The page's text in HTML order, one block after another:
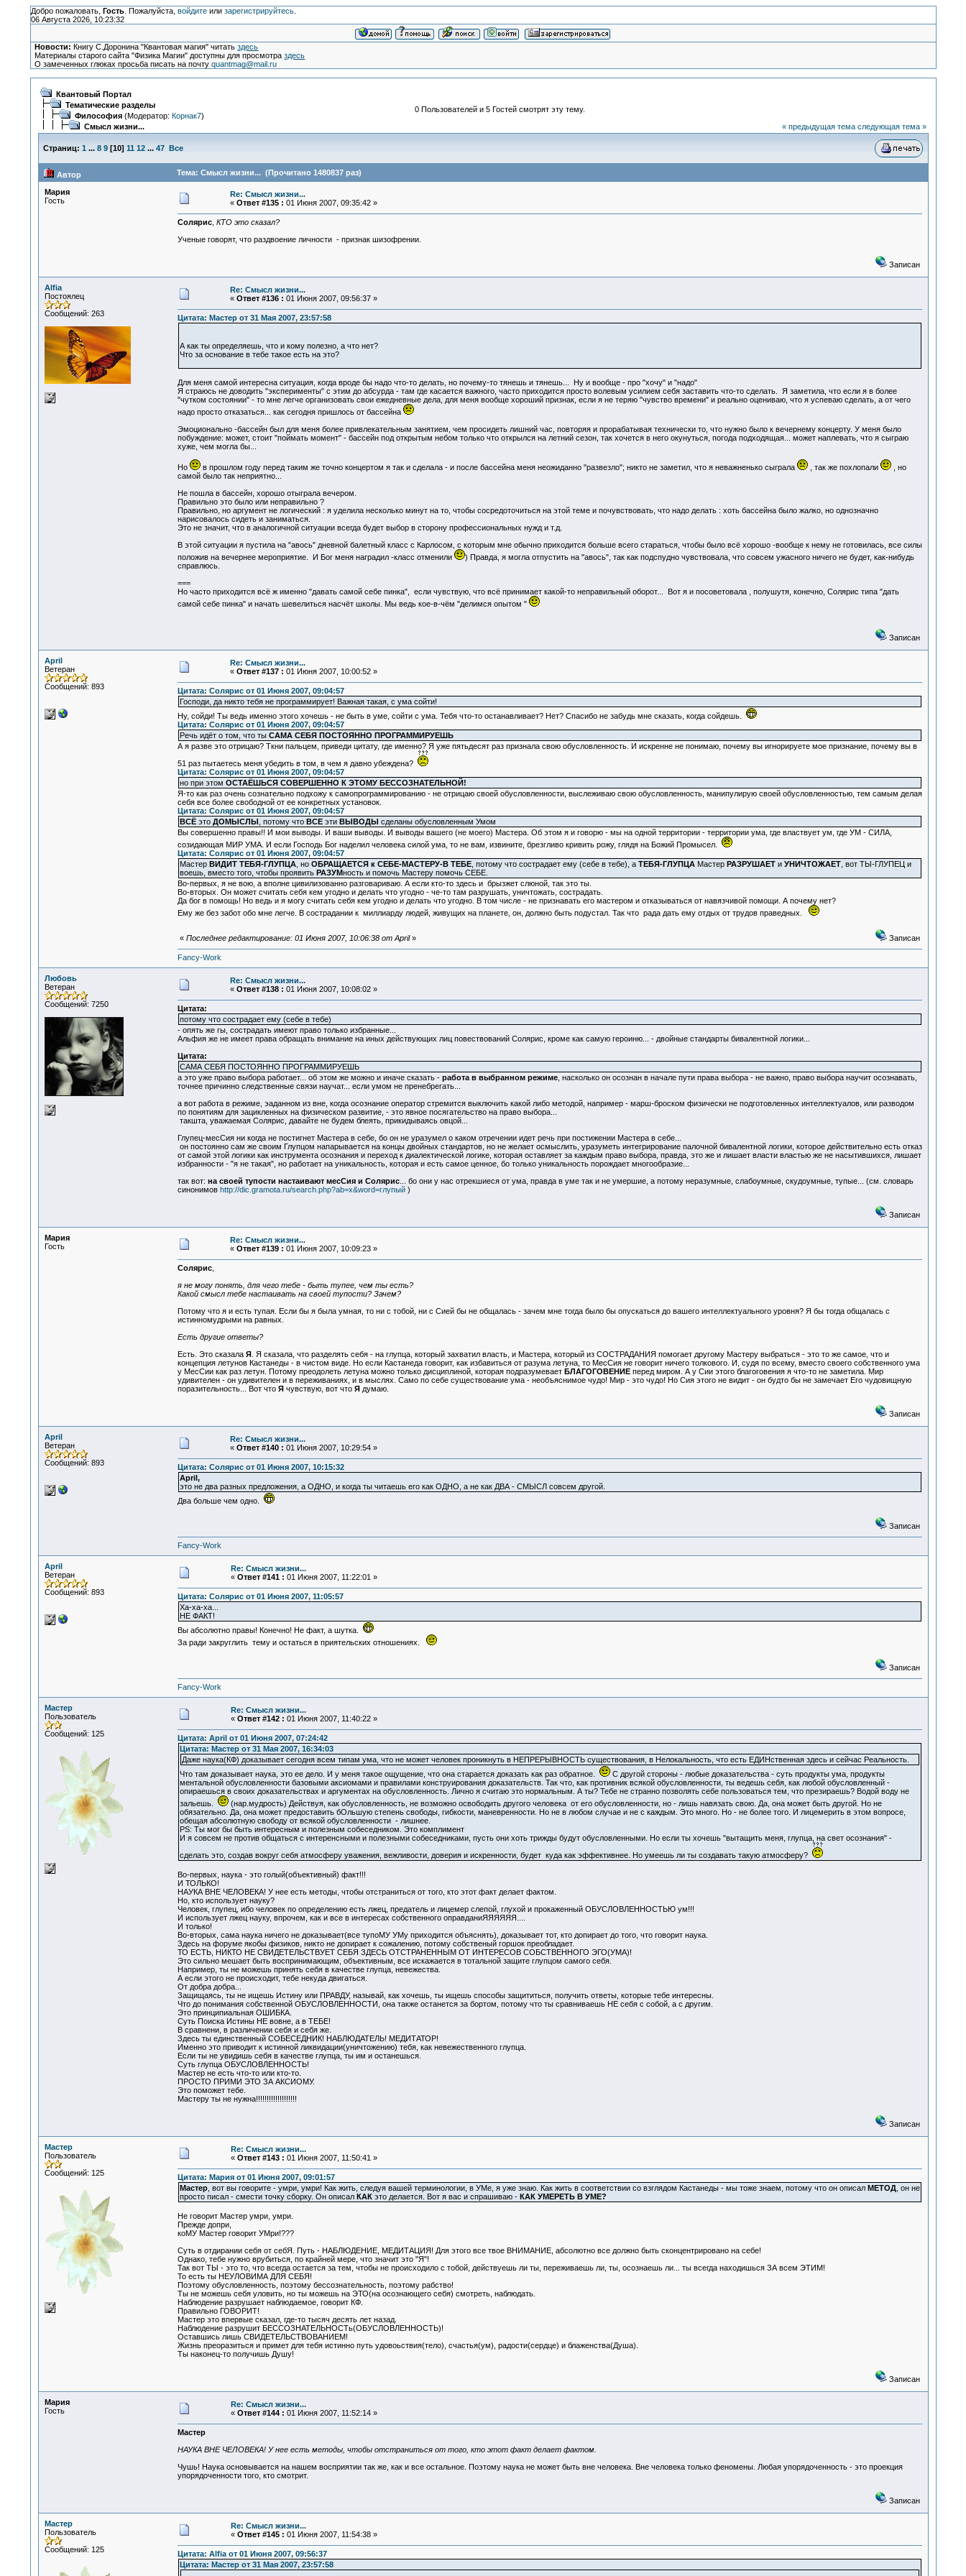
Добро пожаловать, Гость. Пожалуйста, войдитеили зарегистрируйтесь.
06 Августа 2026, 10:23:32
Новости: Книгу С.Доронина "Квантовая магия" читатьздесь
Материалы старого сайта "Физика Магии" доступны для просмотраздесь
О замеченных глюках просьба писать на почтуquantmag@mail.ru
Квантовый Портал
Тематические разделы
Философия(Модератор: Корнак7)
Смысл жизни...
0 Пользователей и 5 Гостей смотрят эту тему.
« предыдущая тема следующая тема »
Страниц: 1 ... 8 9[10] 11 12 ... 47 Все
Автор Тема: Смысл жизни... (Прочитано 1480837 раз)
Мария
Гость
Re: Смысл жизни...
« Ответ #135 : 01 Июня 2007, 09:35:42 »
Солярис, КТО это сказал?
Ученые говорят, что раздвоение личности - признак шизофрении.
Записан
Alfia
Постоялец
Сообщений: 263
Re: Смысл жизни...
« Ответ #136 : 01 Июня 2007, 09:56:37 »
Цитата: Мастер от 31 Мая 2007, 23:57:58
А как ты определяешь, что и кому полезно, а что нет?
Что за основание в тебе такое есть на это?
Для меня самой интересна ситуация, когда вроде бы надо что-то делать, но почему-то тянешь и тянешь... Ну и вообще - про "хочу" и "надо"
Я страюсь не доводить "эксперименты" с этим до абсурда - там где касается важного, часто приходится просто волевым усилием себя заставить что-то сделать. Я заметила, что если я в более
"чутком состоянии" - то мне легче организовать свои ежедневные дела, для меня вообще хороший признак, если я не теряю "чувство времени" и реально оцениваю, что я успеваю сделать, а от чего
надо просто отказаться... как сегодня пришлось от бассейна
Эмоционально -бассейн был для меня более привлекательным занятием, чем просидеть лишний час, повторяя и прорабатывая технически то, что нужно было к вечернему концерту. У меня было
побуждение: может, стоит "поймать момент" - бассейн под открытым небом только что открылся на летний сезон, так хочется в него окунуться, погода подходящая... может наплевать, что я сыграю
хуже, чем могла бы...
Но в прошлом году перед таким же точно концертом я так и сделала - и после бассейна меня неожиданно "развезло"; никто не заметил, что я неважненько сыграла , так же похлопали
, но
самой было так неприятно...
Не пошла в бассейн, хорошо отыграла вечером.
Правильно это было или неправильно ?
Правильно, но аргумент не логический : я уделила несколько минут на то, чтобы сосредоточиться на этой теме и почувствовать, что надо делать : хоть бассейна было жалко, но однозначно
нарисовалось сидеть и заниматься.
Это не значит, что в аналогичной ситуации всегда будет выбор в сторону профессиональных нужд и т.д.
В этой ситуации я пустила на "авось" дневной балетный класс с Карлосом, с которым мне обычно приходится больше всего стараться, чтобы было всё хорошо -вообще к нему не готовилась, все силы
положив на вечернее мероприятие. И Бог меня наградил -класс отменили
) Правда, я могла отпустить на "авось", так как подспудно чувствовала, что совсем ужасного ничего не будет, как-нибудь
справлюсь.
===
Но часто приходится всё ж именно "давать самой себе пинка", если чувствую, что всё принимает какой-то неправильный оборот... Вот я и посоветовала , полушутя, конечно, Солярис типа "дать
самой себе пинка" и начать шевелиться насчёт школы. Мы ведь кое-в-чём "делимся опытом "
Записан
April
Ветеран
Сообщений: 893
Re: Смысл жизни...
« Ответ #137 : 01 Июня 2007, 10:00:52 »
Цитата: Солярис от 01 Июня 2007, 09:04:57
Господи, да никто тебя не программирует! Важная такая, с ума сойти!
Ну, сойди! Ты ведь именно этого хочешь - не быть в уме, сойти с ума. Тебя что-то останавливает? Нет? Спасибо не забудь мне сказать, когда сойдешь.
Цитата: Солярис от 01 Июня 2007, 09:04:57
Речь идёт о том, что ты САМА СЕБЯ ПОСТОЯННО ПРОГРАММИРУЕШЬ
А я разве это отрицаю? Ткни пальцем, приведи цитату, где именно? Я уже пятьдесят раз признала свою обусловленность. И искренне не понимаю, почему вы игнорируете мое признание, почему вы в
51 раз пытаетесь меня убедить в том, в чем я давно убеждена?
Цитата: Солярис от 01 Июня 2007, 09:04:57
но при этом ОСТАЁШЬСЯ СОВЕРШЕННО К ЭТОМУ БЕССОЗНАТЕЛЬНОЙ!
Я-то как раз очень сознательно подхожу к самопрограммированию - не отрицаю своей обусловленности, выслеживаю свою обусловленность, манипулирую своей обусловленностью, тем самым делая
себя все более свободной от ее конкретных установок.
Цитата: Солярис от 01 Июня 2007, 09:04:57
ВСЁэто ДОМЫСЛЫ , потому что ВСЕэти ВЫВОДЫ сделаны обусловленным Умом
Вы совершенно правы!! И мои выводы. И ваши выводы. И выводы вашего (не моего) Мастера. Об этом я и говорю - мы на одной территории - территории ума, где властвует ум, где УМ - СИЛА,
созидающая МИР УМА. И если Господь Бог наделил человека силой ума, то не вам, извините, брезгливо кривить рожу, глядя на Божий Промысел.
Цитата: Солярис от 01 Июня 2007, 09:04:57
Мастер ВИДИТ ТЕБЯ-ГЛУПЦА, но ОБРАЩАЕТСЯ к СЕБЕ-МАСТЕРУ-В ТЕБЕ, потому что сострадает ему (себе в тебе), а ТЕБЯ-ГЛУПЦАМастер РАЗРУШАЕТи УНИЧТОЖАЕТ, вот ТЫ-ГЛУПЕЦ и
воешь, вместо того, чтобы проявить РАЗУМность и помочь Мастеру помочь СЕБЕ.
Во-первых, я не вою, а вполне цивилизованно разговариваю. А если кто-то здесь и брызжет слюной, так это ты.
Во-вторых. Он может считать себя кем угодно и делать что угодно - че-то там разрушать, уничтожать, сострадать.
Да бог в помощь! Но ведь и я могу считать себя кем угодно и делать что угодно. В том числе - не признавать его мастером и отказываться от навязчивой помощи. А почему нет?
Ему же без забот обо мне легче. В сострадании к миллиарду людей, живущих на планете, он, должно быть подустал. Так что рада дать ему отдых от трудов праведных.
« Последнее редактирование: 01 Июня 2007, 10:06:38 от April» Записан
Fancy-Work
Любовь
Ветеран
Сообщений: 7250
Re: Смысл жизни...
« Ответ #138 : 01 Июня 2007, 10:08:02 »
Цитата:
потому что сострадает ему (себе в тебе)
- опять же гы, сострадать имеют право только избранные...
Альфия же не имеет права обращать внимание на иных действующих лиц повествований Солярис, кроме как самую героиню... - двойные стандарты бивалентной логики...
Цитата:
САМА СЕБЯ ПОСТОЯННО ПРОГРАММИРУЕШЬ
а это уже право выбора работает... об этом же можно и иначе сказать - работа в выбранном режиме, насколько он осознан в начале пути права выбора - не важно, право выбора научит осознавать,
точнее причинно следственные связи научат... если умом не пренебрегать...
а вот работа в режиме, эаданном из вне, когда осознание оператор стремится выключить какой либо методой, например - марш-броском физически не подготовленных интеллектуалов, или разводом
по понятиям для зацикленных на физическом развитие, - это явное посягательство на право выбора...
такшта, уважаемая Солярис, давайте не будем блеять, прикидываясь овцой...
Глупец-месСия ни когда не постигнет Мастера в себе, бо он не уразумел о каком отречении идет речь при постижении Мастера в себе...
он постоянно сам же своим Глупцом напарывается на концы двойных стандартов, но не желает осмыслить, уразуметь интегрирование палочной бивалентной логики, которое действительно есть отказ
от самой этой логики как инструмента осознания и переход к диалектической логике, которая оставляет за каждым право выбора, правда, это же и лишает власти властью же не насытившихся, лишает
избранности - "я не такая", но работает на уникальность, которая и есть самое ценное, бо только уникальность порождает многообразие...
так вот: на своей тупости настаивают месСия и Солярис... бо они у нас отрекшиеся от ума, правда в уме так и не умершие, а потому неразумные, слабоумные, скудоумные, тупые... (см. словарь
синонимов http://dic.gramota.ru/search.php?ab=x&word=глупый)
Записан
Мария
Гость
Re: Смысл жизни...
« Ответ #139 : 01 Июня 2007, 10:09:23 »
Солярис,
я не могу понять, для чего тебе - быть тупее, чем ты есть?
Какой смысл тебе настаивать на своей тупости? Зачем?
Потому что я и есть тупая. Если бы я была умная, то ни с тобой, ни с Сией бы не общалась - зачем мне тогда было бы опускаться до вашего интеллектуального уровня? Я бы тогда общалась с
истинномудрыми на равных.
Есть другие ответы?
Есть. Это сказала Я
. Я сказала, что разделять себя - на глупца, который захватил власть, и Мастера, который из СОСТРАДАНИЯ помогает другому Мастеру выбраться - это то же самое, что и
концепция летунов Кастанеды - в чистом виде. Но если Кастанеда говорит, как избавиться от разума летуна, то МесСия не говорит ничего толкового. И, судя по всему, вместо своего собственного ума
у МесСии как раз летун. Потому преодолеть летуна можно только дисциплиной, которая подразумевает БЛАГОГОВЕНИЕперед миром. А у Сии этого благоговения я что-то не заметила. Мир
удивителен - он удивителен и в переживаниях, и в мыслях. Само по себе существование ума - необъяснимое чудо! Мир - это чудо! Но Сия этого не видит - он будто бы не замечает Его чудовищную
поразительность... Вот что Я чувствую, вот что Я думаю.
Записан
April
Ветеран
Сообщений: 893
Re: Смысл жизни...
« Ответ #140 : 01 Июня 2007, 10:29:54 »
Цитата: Солярис от 01 Июня 2007, 10:15:32
April,
это не два разных предложения, а ОДНО, и когда ты читаешь его как ОДНО, а не как ДВА - СМЫСЛ совсем другой.
Два больше чем одно.
Записан
Fancy-Work
April
Ветеран
Сообщений: 893
Re: Смысл жизни...
« Ответ #141 : 01 Июня 2007, 11:22:01 »
Цитата: Солярис от 01 Июня 2007, 11:05:57
Ха-ха-ха...
НЕ ФАКТ!
Вы абсолютно правы! Конечно! Не факт, а шутка.
За ради закруглить тему и остаться в приятельских отношениях.
Записан
Fancy-Work
Мастер
Пользователь
Сообщений: 125
Re: Смысл жизни...
« Ответ #142 : 01 Июня 2007, 11:40:22 »
Цитата: April от 01 Июня 2007, 07:24:42
Цитата: Мастер от 31 Мая 2007, 16:34:03
Даже наука(КФ) доказывает сегодня всем типам ума, что не может человек проникнуть в НЕПРЕРЫВНОСТЬ существования, в Нелокальность, что есть ЕДИНственная здесь и сейчас Реальность.
Что там доказывает наука, это ее дело. И у меня такое ощущение, что она старается доказать как раз обратное.
С другой стороны - любые доказательства - суть продукты ума, продукты
ментальной обусловленности базовыми аксиомами и правилами конструирования доказательств. Так что, как противник всякой обусловленности, ты ведешь себя, как любой обусловленный -
опираешься в своих доказательствах и аргументах на обусловленность. Лично я считаю это нормальным. А ты? Тебе не странно позволять себе пользоваться тем, что презираешь? Водой воду не
зальешь.
(нар.мудрость) Действуя, как обусловленность, не возможно освободить другого человека от его обусловленности, но - лишь навязать свою. Да, она может быть другой. Но не
обязательно. Да, она может предоставить бОльшую степень свободы, гибкости, маневренности. Но не в любом случае и не с каждым. Это много. Но - не более того. И лицемерить в этом вопросе,
обещая абсолютную свободу от всякой обусловленности - лишнее.
PS: Ты мог бы быть интересным и полезным собеседником. Это комплимент
И я совсем не против общаться с интеренсными и полезными собеседниками, пусть они хоть трижды будут обусловленными. Но если ты хочешь "вытащить меня, глупца, на свет осознания" -
сделать это, создав вокруг себя атмосферу уважения, вежливости, доверия и искренности, будет куда как эффективнее. Но умеешь ли ты создавать такую атмосферу?
Во-первых, наука - это голый(объективный) факт!!!
И ТОЛЬКО!
НАУКА ВНЕ ЧЕЛОВЕКА! У нее есть методы, чтобы отстраниться от того, кто этот факт делает фактом.
Но, кто использует науку?
Человек, глупец, ибо человек по определению есть лжец, предатель и лицемер слепой, глухой и прокаженный ОБУСЛОВЛЕННОСТЬЮ ум!!!
И использует лжец науку, впрочем, как и все в интересах собственного оправданиЯЯЯЯЯЯ....
И только!
Во-вторых, сама наука ничего не доказывает(все тупоМУ УМу приходится объяснять), доказывает тот, кто допирает до того, что говорит наука.
Здесь на форуме якобы физиков, никто не допирает к сожалению, потому собственый горшок преобладает.
ТО ЕСТЬ, НИКТО НЕ СВИДЕТЕЛЬСТВУЕТ СЕБЯ ЗДЕСЬ ОТСТРАНЕННЫМ ОТ ИНТЕРЕСОВ СОБСТВЕННОГО ЭГО(УМА)!
Это сильно мешает быть воспринимающим, объективным, все искажается в тотальной защите глупцом самого себя.
Например, ты не можешь принять себя в качестве глупца, невежества.
А если этого не происходит, тебе некуда двигаться.
От добра добра...
Защищаясь, ты не ищешь Истину или ПРАВДУ, называй, как хочешь, ты ищешь способы защититься, получить ответы, которые тебе интересны.
Что до понимания собственной ОБУСЛОВЛЕННОСТИ, она также останется за бортом, потому что ты сравниваешь НЕ себя с собой, а с другим.
Это принципиальная ОШИБКА.
Суть Поиска Истины НЕ вовне, а в ТЕБЕ!
В сравнени, в различении себя и себя же.
Здесь ты единственный СОБЕСЕДНИК! НАБЛЮДАТЕЛЬ! МЕДИТАТОР!
Именно это приводит к истинной ликвидации(уничтожению) тебя, как невежественного глупца.
Если ты не увидишь себя в качестве глупца, ты им и останешься.
Суть глупца ОБУСЛОВЛЕННОСТЬ!
Мастер не есть что-то или кто-то.
ПРОСТО ПРИМИ ЭТО ЗА АКСИОМУ.
Это поможет тебе.
Мастеру ты не нужна!!!!!!!!!!!!!!!!!!!
Записан
Мастер
Пользователь
Сообщений: 125
Re: Смысл жизни...
« Ответ #143 : 01 Июня 2007, 11:50:41 »
Цитата: Мария от 01 Июня 2007, 09:01:57
Мастер, вот вы говорите - умри, умри! Как жить, следуя вашей терминологии, в УМе, я уже знаю. Как жить в соответствии со взглядом Кастанеды - мы тоже знаем, потому что он описал МЕТОД, он не
просто писал - смести точку сборку. Он описал КАКэто делается. Вот я вас и спрашиваю - КАК УМЕРЕТЬ В УМЕ?
Не говорит Мастер умри, умри.
Прежде допри,
коМУ Мастер говорит УМри!???
Суть в отдирании себя от себЯ. Путь - НАБЛЮДЕНИЕ, МЕДИТАЦИЯ! Для этого все твое ВНИМАНИЕ, абсолютно все должно быть сконцентрировано на себе!
Однако, тебе нужно врубиться, по крайней мере, что значит это "Я"!
Так вот ТЫ - это то, что всегда остается за тем, чтобы не происходило с тобой, действуешь ли ты, переживаешь ли, ты, осознаешь ли... ты всегда находишься ЗА всем ЭТИМ!
То есть ты НЕУЛОВИМА ДЛЯ СЕБЯ!
Поэтому обусловленность, поэтому бессознательность, поэтому рабство!
Ты не можешь себя уловить, но ты можешь на ЭТО(на осознающего себя) смотреть, наблюдать.
Наблюдение разрушает наблюдаемое, говорит КФ.
Правильно ГОВОРИТ!
Мастер это впервые сказал, где-то тысяч десять лет назад.
Наблюдение разрушит БЕССОЗНАТЕЛЬНОСТь(ОБУСЛОВЛЕННОСТЬ)!
Оставшись лишь СВИДЕТЕЛЬСТВОВАНИЕМ!
Жизнь преоразиться и примет для тебя истинно путь удовоьствия(тело), счастья(ум), радости(сердце) и блаженства(Душа).
Ты наконец-то получишь Душу!
Записан
Мария
Гость
Re: Смысл жизни...
« Ответ #144 : 01 Июня 2007, 11:52:14 »
Мастер
НАУКА ВНЕ ЧЕЛОВЕКА! У нее есть методы, чтобы отстраниться от того, кто этот факт делает фактом.
Чушь! Наука основывается на нашем восприятии так же, как и все остальное. Поэтому наука не может быть вне человека. Вне человека только феномены. Любая упорядоченность - это проекция
упорядоченности того, кто смотрит.
Записан
Мастер
Пользователь
Сообщений: 125
Re: Смысл жизни...
« Ответ #145 : 01 Июня 2007, 11:54:38 »
Цитата: Alfia от 01 Июня 2007, 09:56:37
Цитата: Мастер от 31 Мая 2007, 23:57:58